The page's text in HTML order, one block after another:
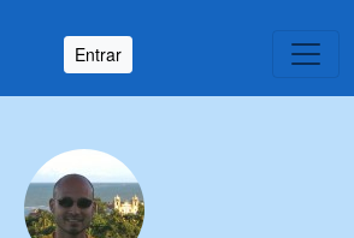
Entrar